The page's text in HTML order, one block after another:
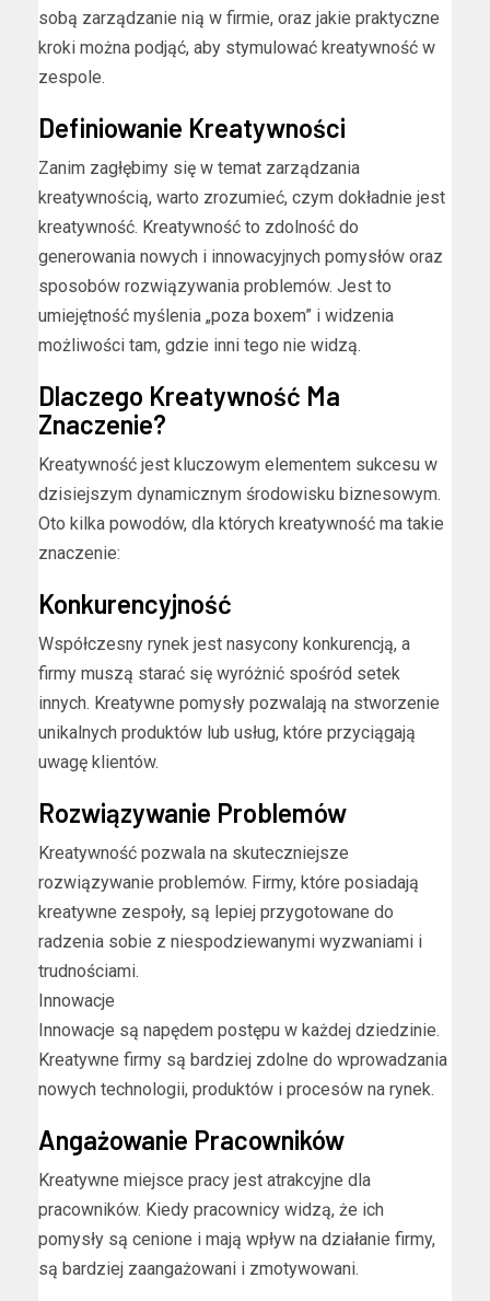
sobą zarządzanie nią w firmie, oraz jakie praktyczne
kroki można podjąć, aby stymulować kreatywność w
zespole.
Definiowanie Kreatywności
Zanim zagłębimy się w temat zarządzania
kreatywnością, warto zrozumieć, czym dokładnie jest
kreatywność. Kreatywność to zdolność do
generowania nowych i innowacyjnych pomysłów oraz
sposobów rozwiązywania problemów. Jest to
umiejętność myślenia „poza boxem” i widzenia
możliwości tam, gdzie inni tego nie widzą.
Dlaczego Kreatywność Ma
Znaczenie?
Kreatywność jest kluczowym elementem sukcesu w
dzisiejszym dynamicznym środowisku biznesowym.
Oto kilka powodów, dla których kreatywność ma takie
znaczenie:
Konkurencyjność
Współczesny rynek jest nasycony konkurencją, a
firmy muszą starać się wyróżnić spośród setek
innych. Kreatywne pomysły pozwalają na stworzenie
unikalnych produktów lub usług, które przyciągają
uwagę klientów.
Rozwiązywanie Problemów
Kreatywność pozwala na skuteczniejsze
rozwiązywanie problemów. Firmy, które posiadają
kreatywne zespoły, są lepiej przygotowane do
radzenia sobie z niespodziewanymi wyzwaniami i
trudnościami.
Innowacje
Innowacje są napędem postępu w każdej dziedzinie.
Kreatywne firmy są bardziej zdolne do wprowadzania
nowych technologii, produktów i procesów na rynek.
Angażowanie Pracowników
Kreatywne miejsce pracy jest atrakcyjne dla
pracowników. Kiedy pracownicy widzą, że ich
pomysły są cenione i mają wpływ na działanie firmy,
są bardziej zaangażowani i zmotywowani.